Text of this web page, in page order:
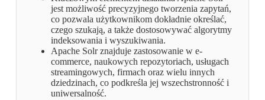
jest możliwość precyzyjnego tworzenia zapytań,
co pozwala użytkownikom dokładnie określać,
czego szukają, a także dostosowywać algorytmy
indeksowania i wyszukiwania.
Apache Solr znajduje zastosowanie w e-
commerce, naukowych repozytoriach, usługach
streamingowych, firmach oraz wielu innych
dziedzinach, co podkreśla jej wszechstronność i
uniwersalność.